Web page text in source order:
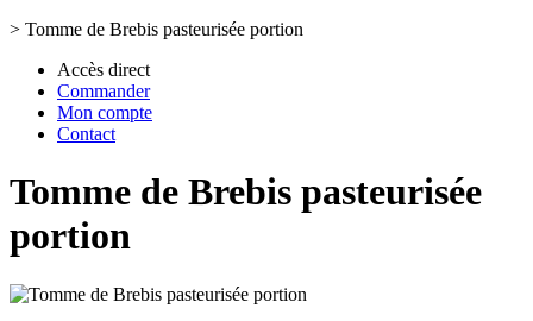
> Tomme de Brebis pasteurisée portion
Accès direct
Commander
Mon compte
Contact
Tomme de Brebis pasteurisée
portion